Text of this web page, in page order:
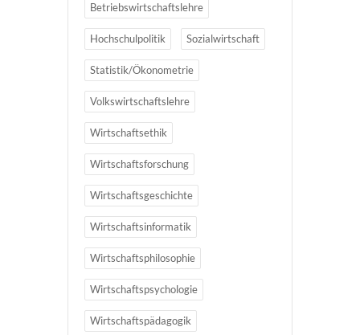
Betriebswirtschaftslehre
Hochschulpolitik Sozialwirtschaft
Statistik/Ökonometrie
Volkswirtschaftslehre
Wirtschaftsethik
Wirtschaftsforschung
Wirtschaftsgeschichte
Wirtschaftsinformatik
Wirtschaftsphilosophie
Wirtschaftspsychologie
Wirtschaftspädagogik